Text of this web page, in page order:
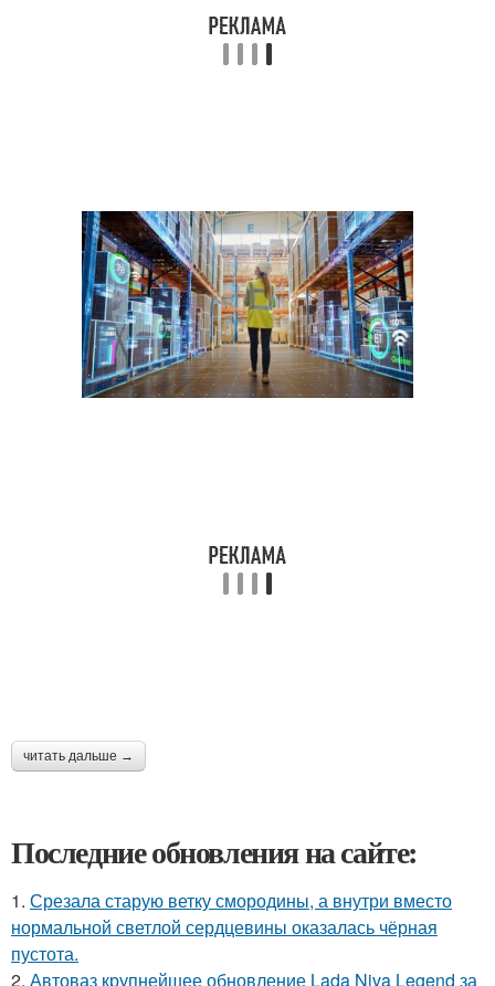
читать дальше →
Последние обновления на сайте:
1. Срезала старую ветку смородины, а внутри вместо
нормальной светлой сердцевины оказалась чёрная
пустота.
2. Автоваз крупнейшее обновление Lada Niva Legend за